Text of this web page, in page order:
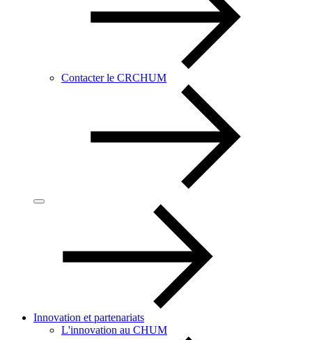
Contacter le CRCHUM
Innovation et partenariats
L'innovation au CHUM